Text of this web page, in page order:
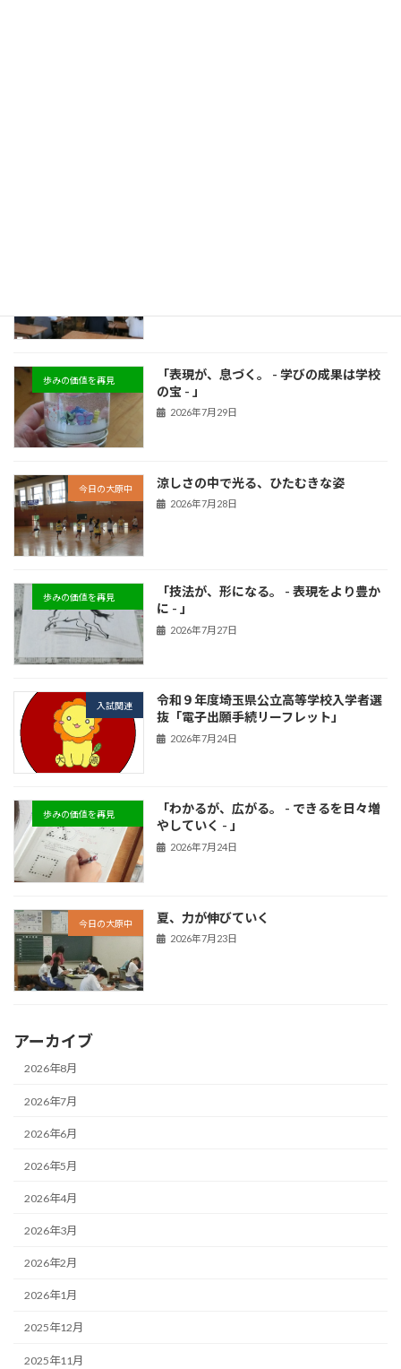
歩みの価値を再見
「表現が、息づく。 - 学びの成果は学校
の宝 - 」
2026年7月29日
今日の大原中 涼しさの中で光る、ひたむきな姿
2026年7月28日
歩みの価値を再見
「技法が、形になる。 - 表現をより豊か
に - 」
2026年7月27日
入試関連
令和９年度埼玉県公立高等学校入学者選
抜「電子出願手続リーフレット」
2026年7月24日
歩みの価値を再見
「わかるが、広がる。 - できるを日々増
やしていく - 」
2026年7月24日
今日の大原中 夏、力が伸びていく
2026年7月23日
アーカイブ
2026年8月
2026年7月
2026年6月
2026年5月
2026年4月
2026年3月
2026年2月
2026年1月
2025年12月
2025年11月